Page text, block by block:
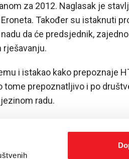
za 2012. Naglasak je
Također su istaknuti
da će predsjednik,
rješavanju.
i istakao kako prepoznaje
tome prepoznatljivo i po
radu.